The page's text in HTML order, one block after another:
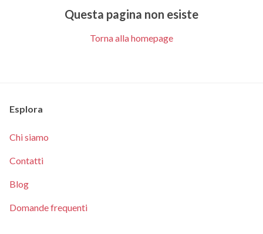
Questa pagina non esiste
Torna alla homepage
Esplora
Chi siamo
Contatti
Blog
Domande frequenti